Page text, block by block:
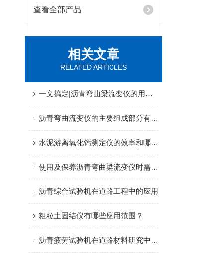
查看全部产品
相关文章
RELATED ARTICLES
一文搞定|沥青弯曲梁流变仪的用途和主要特点
沥青弯曲流变仪的主要组成部分有哪些？
水泥游离氧化钙测定仪的效率和哪些方面有关
使用及保养沥青弯曲梁流变仪时需要注意哪些事项？
沥青综合试验机在道路工程中的应用
粗粒土固结仪有哪些应用范围？
沥青疲劳试验机在道路材料研究中的重要性与作用